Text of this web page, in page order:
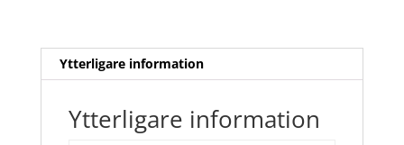
Ytterligare information
Ytterligare information